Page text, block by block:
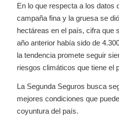
En lo que respecta a los datos
campaña fina y la gruesa se
hectáreas en el país, cifra que
año anterior había sido de
la tendencia promete seguir
riesgos climáticos que tiene el
La Segunda Seguros busca
mejores condiciones que
coyuntura del país.